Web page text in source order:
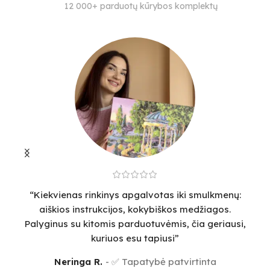
SPALVŲ KIEKIS
12
12 000+ parduotų kūrybos komplektų
“Kiekvienas rinkinys apgalvotas iki smulkmenų:
aiškios instrukcijos, kokybiškos medžiagos.
Palyginus su kitomis parduotuvėmis, čia geriausi,
kuriuos esu tapiusi”
Neringa R. ✅ Tapatybė patvirtinta